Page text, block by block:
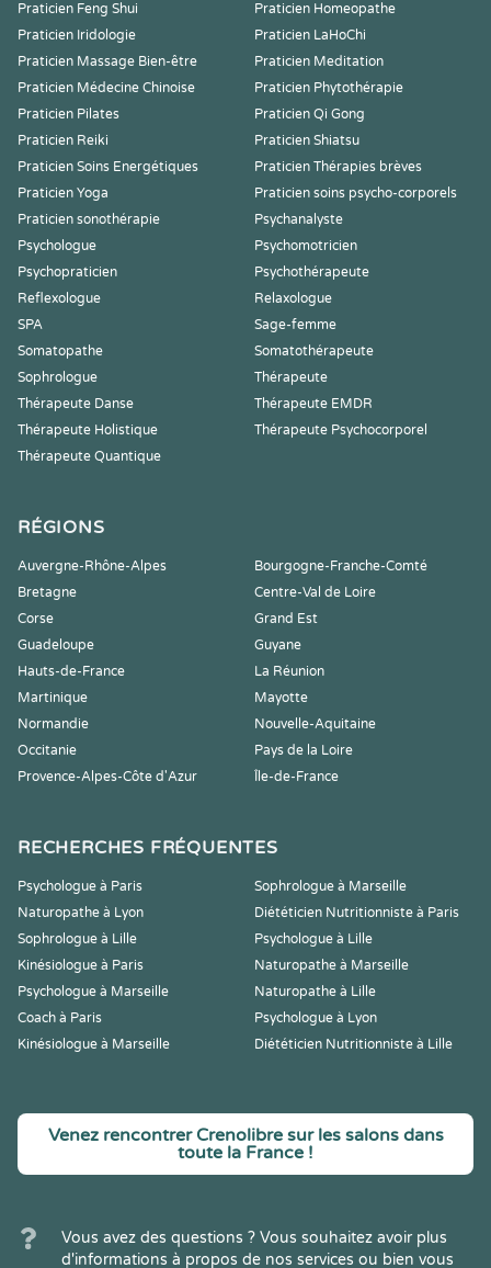
Praticien Feng Shui
Praticien Homeopathe
Praticien Iridologie
Praticien LaHoChi
Praticien Massage Bien-être
Praticien Meditation
Praticien Médecine Chinoise
Praticien Phytothérapie
Praticien Pilates
Praticien Qi Gong
Praticien Reiki
Praticien Shiatsu
Praticien Soins Energétiques
Praticien Thérapies brèves
Praticien Yoga
Praticien soins psycho-corporels
Praticien sonothérapie
Psychanalyste
Psychologue
Psychomotricien
Psychopraticien
Psychothérapeute
Reflexologue
Relaxologue
SPA
Sage-femme
Somatopathe
Somatothérapeute
Sophrologue
Thérapeute
Thérapeute Danse
Thérapeute EMDR
Thérapeute Holistique
Thérapeute Psychocorporel
Thérapeute Quantique
RÉGIONS
Auvergne-Rhône-Alpes
Bourgogne-Franche-Comté
Bretagne
Centre-Val de Loire
Corse
Grand Est
Guadeloupe
Guyane
Hauts-de-France
La Réunion
Martinique
Mayotte
Normandie
Nouvelle-Aquitaine
Occitanie
Pays de la Loire
Provence-Alpes-Côte d'Azur
Île-de-France
RECHERCHES FRÉQUENTES
Psychologue à Paris
Sophrologue à Marseille
Naturopathe à Lyon
Diététicien Nutritionniste à Paris
Sophrologue à Lille
Psychologue à Lille
Kinésiologue à Paris
Naturopathe à Marseille
Psychologue à Marseille
Naturopathe à Lille
Coach à Paris
Psychologue à Lyon
Kinésiologue à Marseille
Diététicien Nutritionniste à Lille
Venez rencontrer Crenolibre sur les salons dans
toute la France !
Vous avez des questions ? Vous souhaitez avoir plus
d'informations à propos de nos services ou bien vous